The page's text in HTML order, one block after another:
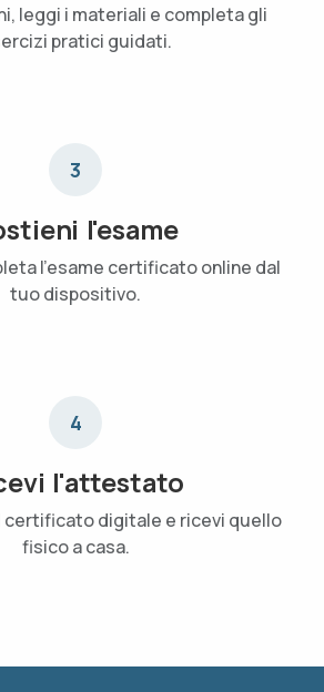
leggi i materiali e completa gli
pratici guidati.
3
l'esame
l'esame certificato online dal
tuo dispositivo.
4
l'attestato
certificato digitale e ricevi quello
fisico a casa.